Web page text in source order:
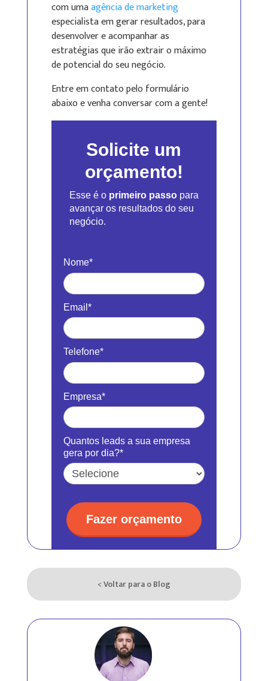
com umaagência de marketing
especialista em gerar resultados, para
desenvolver e acompanhar as
estratégias que irão extrair o máximo
de potencial do seu negócio.
Entre em contato pelo formulário
abaixo e venha conversar com a gente!
Solicite um
orçamento!
Esse é o primeiro passopara
avançar os resultados do seu
negócio.
Nome*
Email*
Telefone*
Empresa*
Quantos leads a sua empresa
gera por dia?*
Fazer orçamento
< Voltar para o Blog